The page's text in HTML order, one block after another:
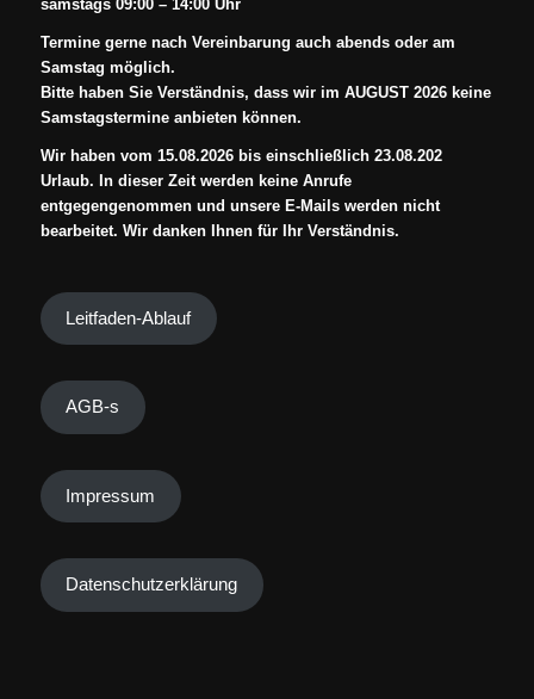
samstags 09:00 – 14:00 Uhr
Termine gerne nach Vereinbarung auch abends oder am
Samstag möglich.
Bitte haben Sie Verständnis, dass wir im AUGUST 2026 keine
Samstagstermine anbieten können.
Wir haben vom 15.08.2026 bis einschließlich 23.08.202
Urlaub. In dieser Zeit werden keine Anrufe
entgegengenommen und unsere E-Mails werden nicht
bearbeitet. Wir danken Ihnen für Ihr Verständnis.
Leitfaden-Ablauf
AGB-s
Impressum
Datenschutzerklärung